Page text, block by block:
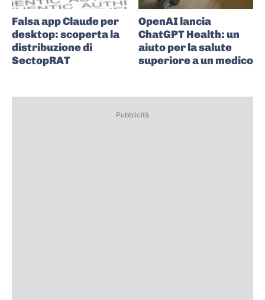
Falsa app Claude per
desktop: scoperta la
distribuzione di
SectopRAT
OpenAI lancia
ChatGPT Health: un
aiuto per la salute
superiore a un medico
Pubblicità